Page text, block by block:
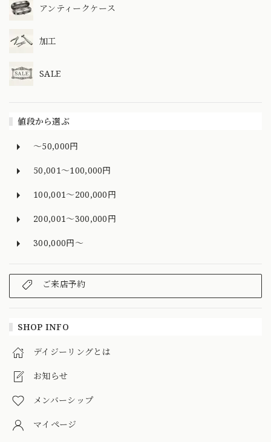
アンティークケース
加工
SALE
値段から選ぶ
～50,000円
50,001～100,000円
100,001～200,000円
200,001～300,000円
300,000円～
ご来店予約
SHOP INFO
デイジーリングとは
お知らせ
メンバーシップ
マイページ